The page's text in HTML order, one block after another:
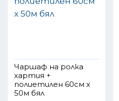
Чаршаф на ролка
хартия +
полиетилен 60см х
50м бял